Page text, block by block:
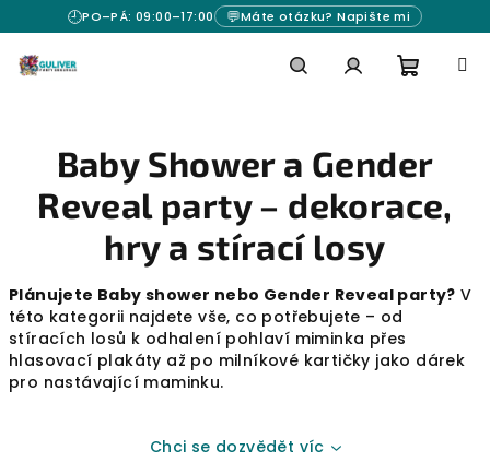
na
obsah
🕘PO–PÁ: 09:00–17:00 💬Máte otázku? Napište mi
košík
Baby Shower a Gender
Reveal party – dekorace,
hry a stírací losy
Plánujete Baby shower nebo Gender Reveal party? V
této kategorii najdete vše, co potřebujete – od
stíracích losů k odhalení pohlaví miminka přes
hlasovací plakáty až po milníkové kartičky jako dárek
pro nastávající maminku.
Chci se dozvědět víc